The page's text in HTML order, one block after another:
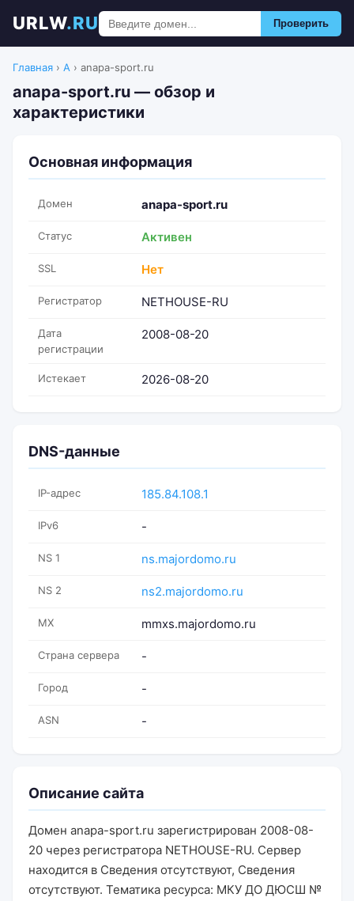
URLW.RU Проверить
Главная › A › anapa-sport.ru
anapa-sport.ru — обзор и
характеристики
Основная информация
Домен anapa-sport.ru
Статус Активен
SSL Нет
Регистратор NETHOUSE-RU
Дата
регистрации
2008-08-20
Истекает 2026-08-20
DNS-данные
IP-адрес 185.84.108.1
IPv6 -
NS 1 ns.majordomo.ru
NS 2 ns2.majordomo.ru
MX mmxs.majordomo.ru
Страна сервера -
Город -
ASN -
Описание сайта
Домен anapa-sport.ru зарегистрирован 2008-08-
20 через регистратора NETHOUSE-RU. Сервер
находится в Сведения отсутствуют, Сведения
отсутствуют. Тематика ресурса: МКУ ДО ДЮСШ №